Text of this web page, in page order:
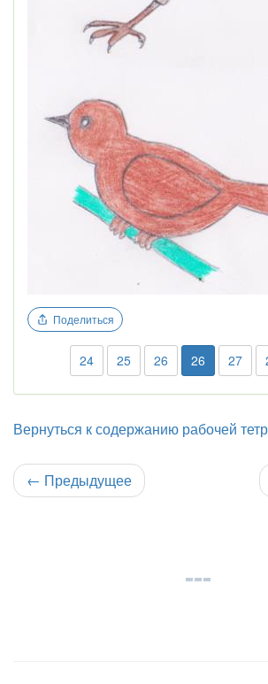
Поделиться
24 25 26 26 27
Вернуться к содержанию рабочей
← Предыдущее